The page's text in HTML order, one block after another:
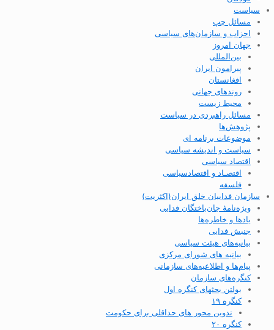
سیاست
مسائل چپ
احزاب و سازمان‌های سیاسی
جهان امروز
بین‌المللی
پیرامون ایران
افغانستان
روندهای جهانی
محیط زیست
مسائل راهبردی در سیاست
پژوهش‌ها
موضوعات برنامه ای
سیاست و اندیشه سیاسی
اقتصاد سیاسی
اقتصـاد و اقتصاد‌سیاسی
فلسفه
سازمان فداییان خلق ایران(اکثریت)
ویژه‌نامهٔ جان‌باختگان فدایی
یادها و خاطره‌ها
جنبش فدایی
بیانیه‌های هیئت سیاسی
بیانیه های شورای مرکزی
پیام‌ها و اطلاعیه‌های سازمانی
کنگره‌های سازمان
بولتن بحثهای کنگره اول
کنگره ۱۹
تدوین محور های حداقلی برای حکومت
کنگره ۲۰